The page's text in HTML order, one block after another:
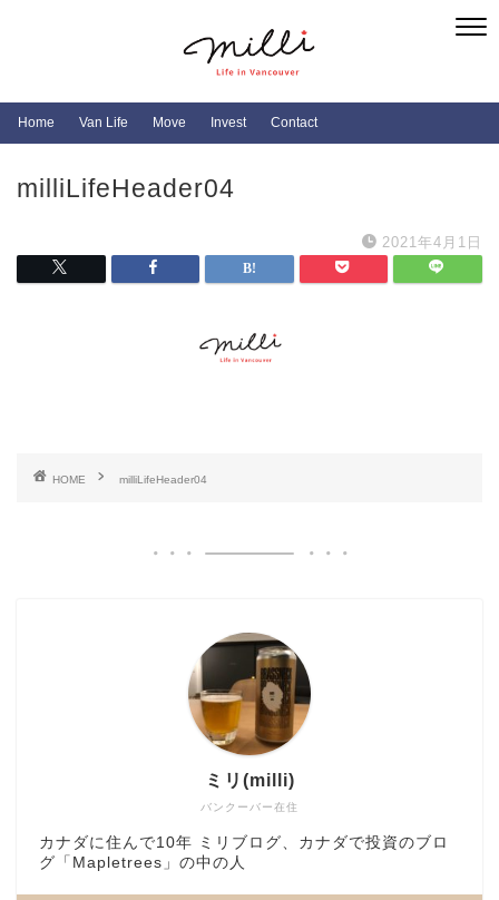
Home Van Life Move Invest Contact
milliLifeHeader04
2021年4月1日
HOME milliLifeHeader04
バンクーバー在住
ミリ(milli)
カナダに住んで10年 ミリブログ、カナダで投資のブロ
グ「Mapletrees」の中の人